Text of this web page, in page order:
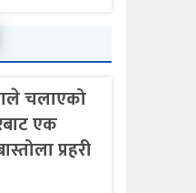
चलाएको
एक
प्रहरी